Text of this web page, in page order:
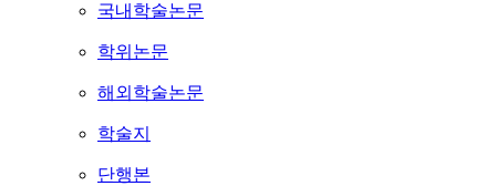
국내학술논문
학위논문
해외학술논문
학술지
단행본